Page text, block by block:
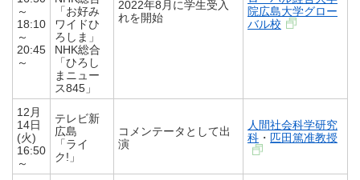
～
18:10
～
20:45
～
「お好み
ワイドひ
ろしま」
NHK総合
「ひろし
まニュー
ス845」
2022年8月に学生受入
れを開始
院広島大学グロー
バル校
12月
14日
(火)
16:50
～
テレビ新
広島
「ライ
ク!」
コメンテータとして出
演
人間社会科学研究
科 ・ 匹田篤准教授